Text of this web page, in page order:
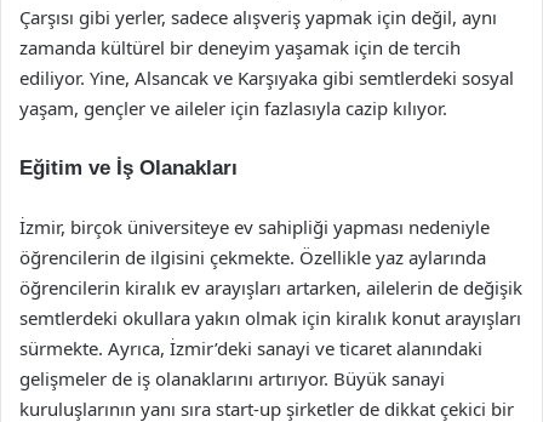
Çarşısı gibi yerler, sadece alışveriş yapmak için değil, aynı
zamanda kültürel bir deneyim yaşamak için de tercih
ediliyor. Yine, Alsancak ve Karşıyaka gibi semtlerdeki sosyal
yaşam, gençler ve aileler için fazlasıyla cazip kılıyor.
Eğitim ve İş Olanakları
İzmir, birçok üniversiteye ev sahipliği yapması nedeniyle
öğrencilerin de ilgisini çekmekte. Özellikle yaz aylarında
öğrencilerin kiralık ev arayışları artarken, ailelerin de değişik
semtlerdeki okullara yakın olmak için kiralık konut arayışları
sürmekte. Ayrıca, İzmir’deki sanayi ve ticaret alanındaki
gelişmeler de iş olanaklarını artırıyor. Büyük sanayi
kuruluşlarının yanı sıra start-up şirketler de dikkat çekici bir